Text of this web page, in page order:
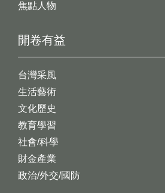
開卷有益
台灣采風
生活藝術
文化歷史
教育學習
社會/科學
財金產業
政治/外交/國防
焦點人物